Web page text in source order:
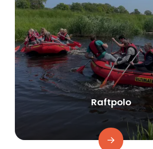
Raftpolo